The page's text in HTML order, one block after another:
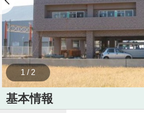
1 / 2
基本情報